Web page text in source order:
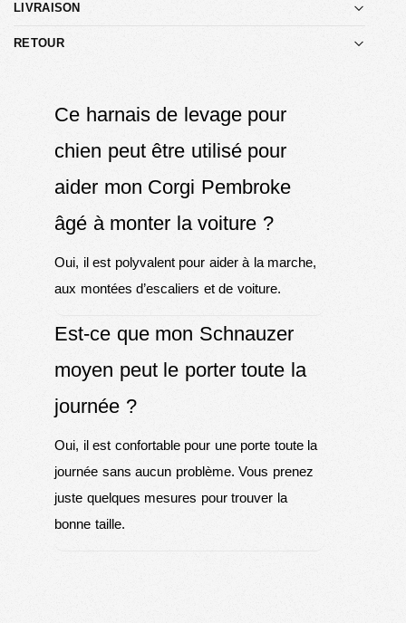
LIVRAISON
RETOUR
Ce harnais de levage pour
chien peut être utilisé pour
aider mon Corgi Pembroke
âgé à monter la voiture ?
Oui, il est polyvalent pour aider à la marche,
aux montées d’escaliers et de voiture.
Est-ce que mon Schnauzer
moyen peut le porter toute la
journée ?
Oui, il est confortable pour une porte toute la
journée sans aucun problème. Vous prenez
juste quelques mesures pour trouver la
bonne taille.